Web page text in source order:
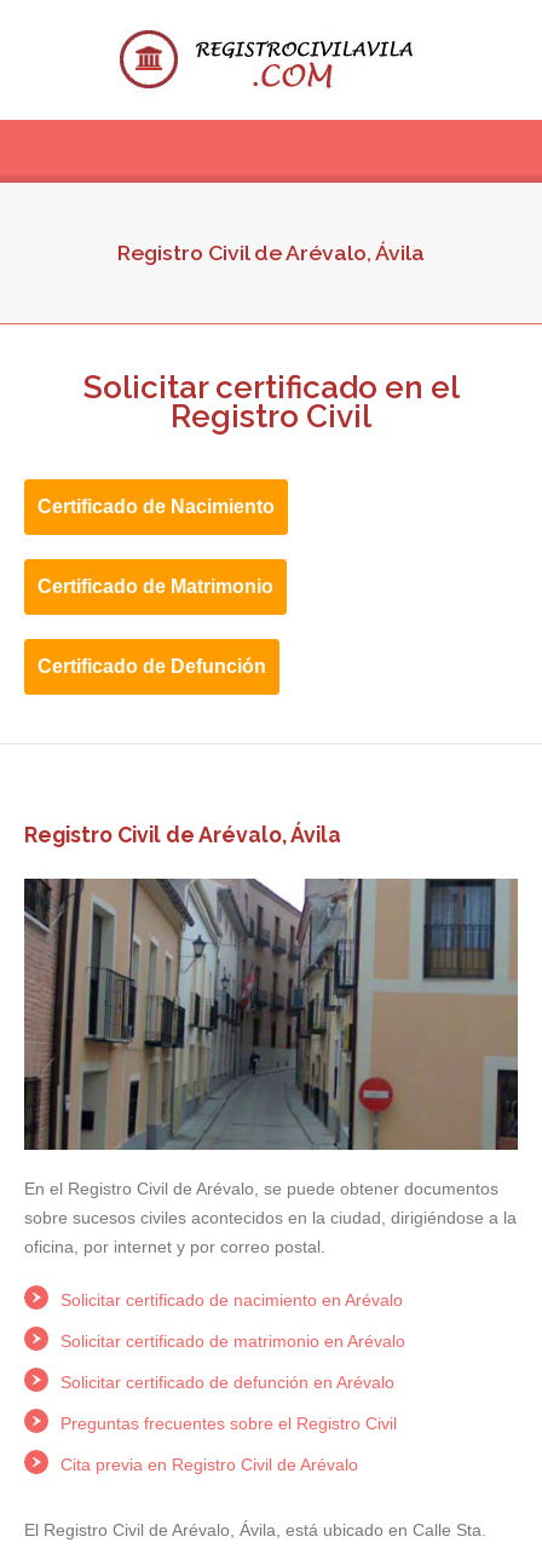
Registro Civil de Arévalo, Ávila
Solicitar certificado en el
Registro Civil
Registro Civil de Arévalo, Ávila
En el Registro Civil de Arévalo, se puede obtener documentos
sobre sucesos civiles acontecidos en la ciudad, dirigiéndose a la
oficina, por internet y por correo postal.
Solicitar certificado de nacimiento en Arévalo
Solicitar certificado de matrimonio en Arévalo
Solicitar certificado de defunción en Arévalo
Preguntas frecuentes sobre el Registro Civil
Cita previa en Registro Civil de Arévalo
El Registro Civil de Arévalo, Ávila, está ubicado en Calle Sta.